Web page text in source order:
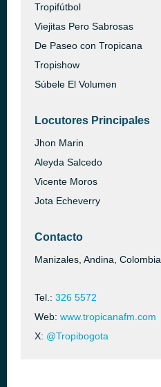
Tropifútbol
Viejitas Pero Sabrosas
De Paseo con Tropicana
Tropishow
Súbele El Volumen
Locutores Principales
Jhon Marin
Aleyda Salcedo
Vicente Moros
Jota Echeverry
Contacto
Manizales, Andina, Colombia
Tel.: 326 5572
Web: www.tropicanafm.com
X: @Tropibogota